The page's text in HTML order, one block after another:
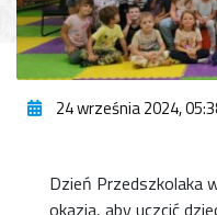
24 września 2024,
Dzień Przedszkolaka
okazja, aby uczcić